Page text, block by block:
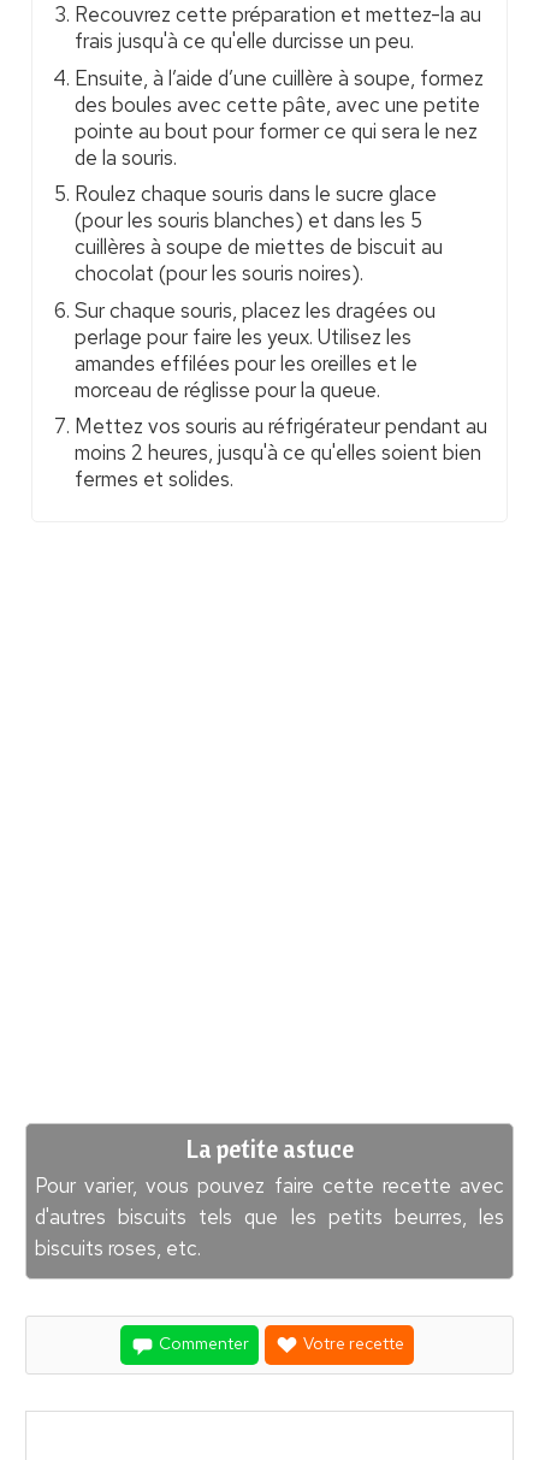
Recouvrez cette préparation et mettez-la au
frais jusqu'à ce qu'elle durcisse un peu.
Ensuite, à l’aide d’une cuillère à soupe, formez
des boules avec cette pâte, avec une petite
pointe au bout pour former ce qui sera le nez
de la souris.
Roulez chaque souris dans le sucre glace
(pour les souris blanches) et dans les 5
cuillères à soupe de miettes de biscuit au
chocolat (pour les souris noires).
Sur chaque souris, placez les dragées ou
perlage pour faire les yeux. Utilisez les
amandes effilées pour les oreilles et le
morceau de réglisse pour la queue.
Mettez vos souris au réfrigérateur pendant au
moins 2 heures, jusqu'à ce qu'elles soient bien
fermes et solides.
La petite astuce
Pour varier, vous pouvez faire cette recette avec
d'autres biscuits tels que les petits beurres, les
biscuits roses, etc.
Commenter Votre recette